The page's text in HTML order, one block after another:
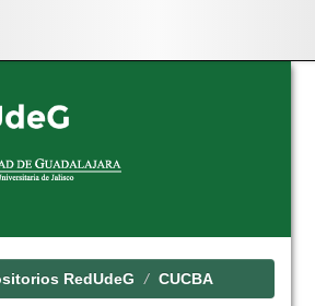
RedUdeG CUCBA